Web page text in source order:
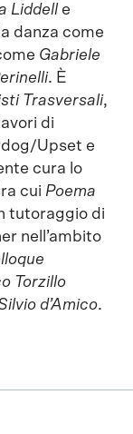
Liddell e
danza come
Gabriele
. È
Trasversali,
di
Upset e
cura lo
cui Poema
tutoraggio di
nell’ambito
Torzillo
d’Amico.